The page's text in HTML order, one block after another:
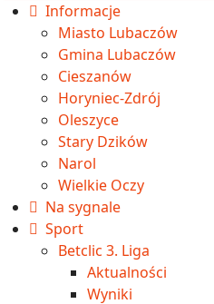
Informacje
Miasto Lubaczów
Gmina Lubaczów
Cieszanów
Horyniec-Zdrój
Oleszyce
Stary Dzików
Narol
Wielkie Oczy
Na sygnale
Sport
Betclic 3. Liga
Aktualności
Wyniki